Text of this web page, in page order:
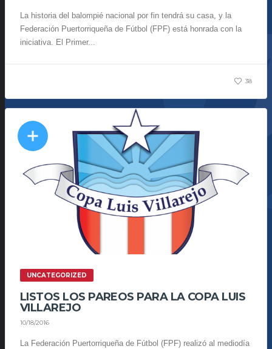
La historia del balompié nacional por fin tendrá su casa, y la
Federación Puertorriqueña de Fútbol (FPF) está honrada con la
iniciativa. El Primer...
38
UNCATEGORIZED
LISTOS LOS PAREOS PARA LA COPA LUIS
VILLAREJO
10/18/2016
La Federación Puertorriqueña de Fútbol (FPF) realizó al mediodía